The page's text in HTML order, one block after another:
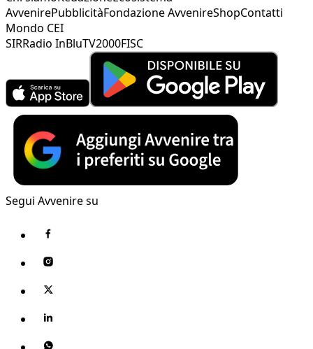
AvvenirePubblicitàFondazione AvvenireShopContatti
Mondo CEI
SIRRadio InBluTV2000FISC
Segui Avvenire su